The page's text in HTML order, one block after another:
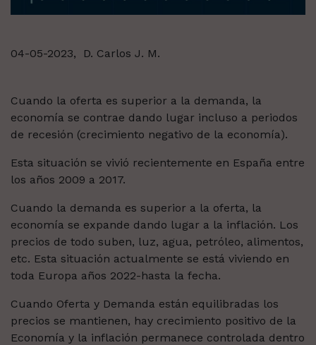
04-05-2023, D. Carlos J. M.
Cuando la oferta es superior a la demanda, la
economía se contrae dando lugar incluso a periodos
de recesión (crecimiento negativo de la economía).
Esta situación se vivió recientemente en España entre
los años 2009 a 2017.
Cuando la demanda es superior a la oferta, la
economía se expande dando lugar a la inflación. Los
precios de todo suben, luz, agua, petróleo, alimentos,
etc. Esta situación actualmente se está viviendo en
toda Europa años 2022-hasta la fecha.
Cuando Oferta y Demanda están equilibradas los
precios se mantienen, hay crecimiento positivo de la
Economía y la inflación permanece controlada dentro